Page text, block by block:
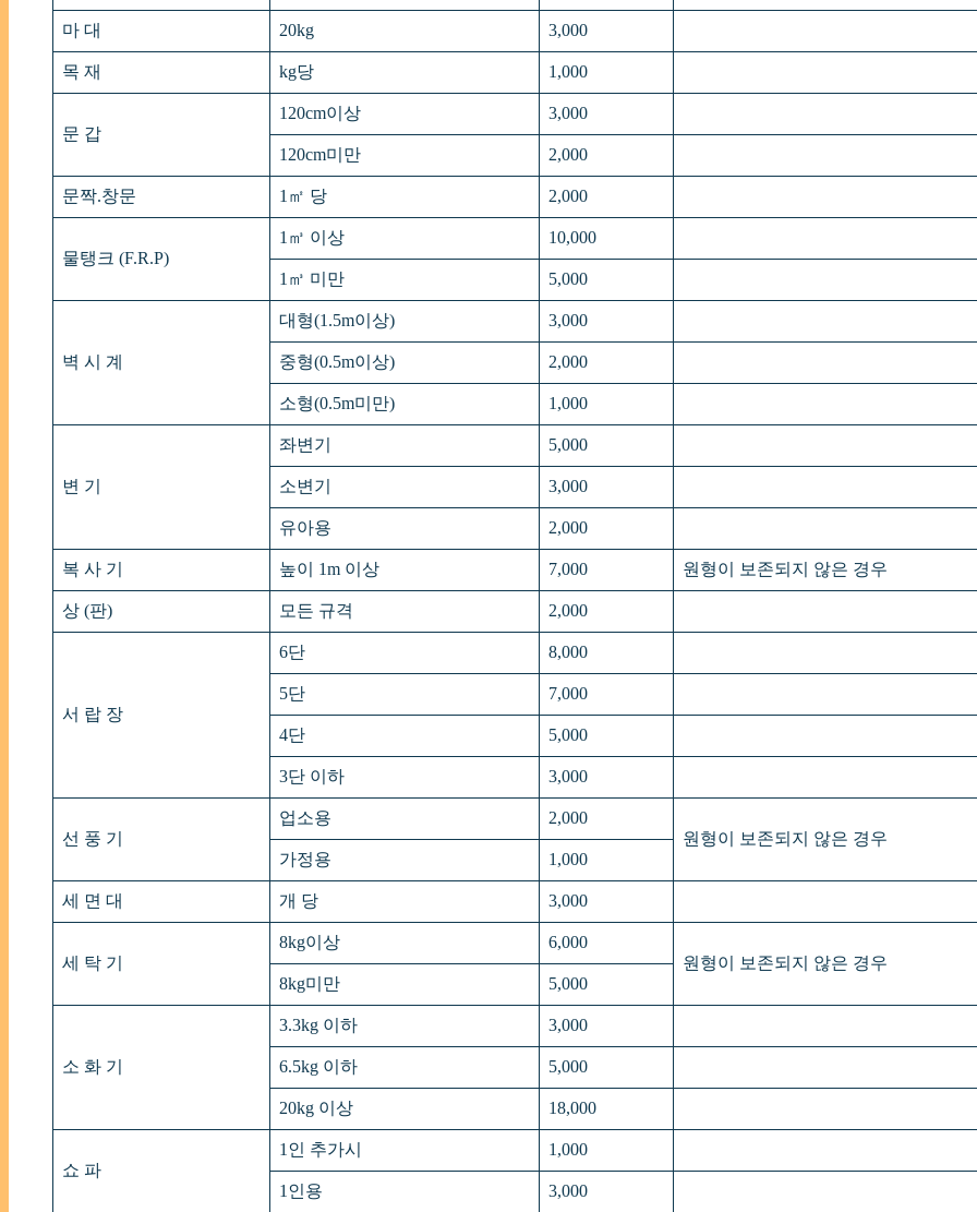
마 대 20kg 3,000
목 재 kg당 1,000
문 갑
120cm이상 3,000
120cm미만 2,000
문짝.창문 1㎡ 당 2,000
물탱크 (F.R.P)
1㎥ 이상 10,000
1㎥ 미만 5,000
벽 시 계
대형(1.5m이상) 3,000
중형(0.5m이상) 2,000
소형(0.5m미만) 1,000
변 기
좌변기 5,000
소변기 3,000
유아용 2,000
복 사 기 높이 1m 이상 7,000 원형이 보존되지 않은 경우
상 (판) 모든 규격 2,000
서 랍 장
6단 8,000
5단 7,000
4단 5,000
3단 이하 3,000
선 풍 기
업소용
2,000
원형이 보존되지 않은 경우
가정용
1,000
세 면 대 개 당 3,000
세 탁 기
8kg이상
6,000
원형이 보존되지 않은 경우
8kg미만
5,000
소 화 기
3.3kg 이하 3,000
6.5kg 이하 5,000
20kg 이상 18,000
쇼 파
1인 추가시 1,000
1인용 3,000